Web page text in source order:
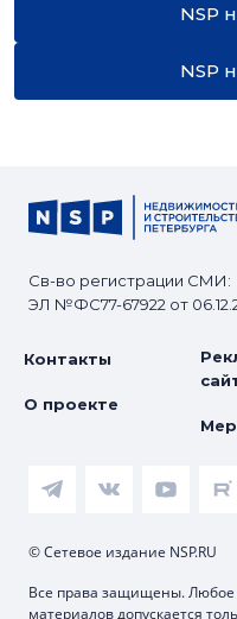
NSP
NSP
Св-во регистрации СМИ:
ЭЛ №ФС77-67922 от
Контакты
О проекте
© Сетевое издание NSP.RU
Все права защищены. Любое
материалов допускается